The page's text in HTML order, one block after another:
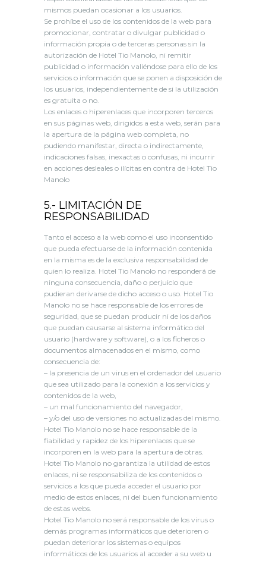
mismos puedan ocasionar a los usuarios.
Se prohíbe el uso de los contenidos de la web para
promocionar, contratar o divulgar publicidad o
información propia o de terceras personas sin la
autorización de Hotel Tio Manolo, ni remitir
publicidad o información valiéndose para ello de los
servicios o información que se ponen a disposición de
los usuarios, independientemente de si la utilización
es gratuita o no.
Los enlaces o hiperenlaces que incorporen terceros
en sus páginas web, dirigidos a esta web, serán para
la apertura de la página web completa, no
pudiendo manifestar, directa o indirectamente,
indicaciones falsas, inexactas o confusas, ni incurrir
en acciones desleales o ilícitas en contra de Hotel Tio
Manolo
5.- LIMITACIÓN DE
RESPONSABILIDAD
Tanto el acceso a la web como el uso inconsentido
que pueda efectuarse de la información contenida
en la misma es de la exclusiva responsabilidad de
quien lo realiza. Hotel Tio Manolo no responderá de
ninguna consecuencia, daño o perjuicio que
pudieran derivarse de dicho acceso o uso. Hotel Tio
Manolo no se hace responsable de los errores de
seguridad, que se puedan producir ni de los daños
que puedan causarse al sistema informático del
usuario (hardware y software), o a los ficheros o
documentos almacenados en el mismo, como
consecuencia de:
– la presencia de un virus en el ordenador del usuario
que sea utilizado para la conexión a los servicios y
contenidos de la web,
– un mal funcionamiento del navegador,
– y/o del uso de versiones no actualizadas del mismo.
Hotel Tio Manolo no se hace responsable de la
fiabilidad y rapidez de los hiperenlaces que se
incorporen en la web para la apertura de otras.
Hotel Tio Manolo no garantiza la utilidad de estos
enlaces, ni se responsabiliza de los contenidos o
servicios a los que pueda acceder el usuario por
medio de estos enlaces, ni del buen funcionamiento
de estas webs.
Hotel Tio Manolo no será responsable de los virus o
demás programas informáticos que deterioren o
puedan deteriorar los sistemas o equipos
informáticos de los usuarios al acceder a su web u